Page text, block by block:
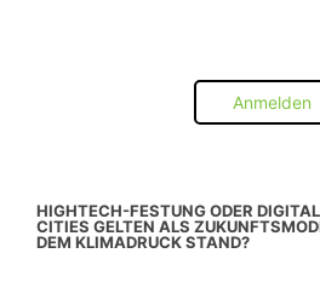
Anmelden
HIGHTECH-FESTUNG ODER
CITIES GELTEN ALS
DEM KLIMADRUCK STAND?